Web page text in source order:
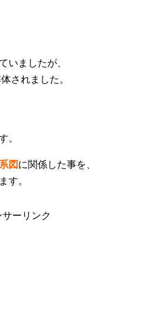
いましたが、
されました。
。
図 に関係した事を、
す。
サーリンク